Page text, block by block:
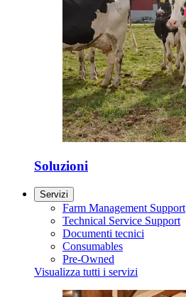
Soluzioni
Servizi
Farm Management Support
Technical Service Support
Documenti tecnici
Consumables
Pre-Owned
Visualizza tutti i servizi